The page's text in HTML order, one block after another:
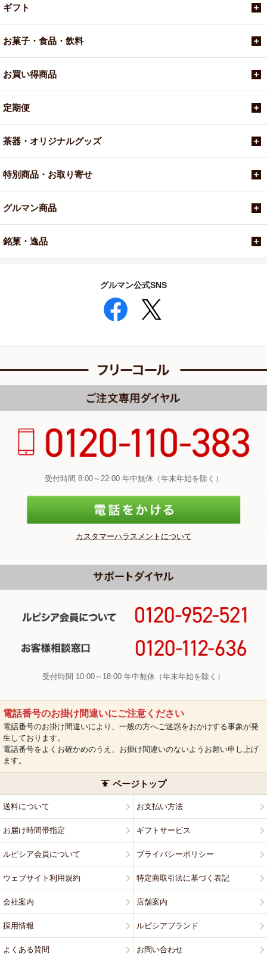
ギフト
お菓子・食品・飲料
お買い得商品
定期便
茶器・オリジナルグッズ
特別商品・お取り寄せ
グルマン商品
銘菓・逸品
グルマン公式SNS
受付時間 8:00～22:00 年中無休（年末年始を除く）
カスタマーハラスメントについて
受付時間 10:00～18:00 年中無休（年末年始を除く）
電話番号のお掛け間違いにご注意ください
電話番号のお掛け間違いにより、一般の方へご迷惑をおかけする事象が発
生しております。
電話番号をよくお確かめのうえ、お掛け間違いのないようお願い申し上げ
ます。
ページトップ
送料について お支払い方法
お届け時間帯指定 ギフトサービス
ルピシア会員について プライバシーポリシー
ウェブサイト利用規約 特定商取引法に基づく表記
会社案内 店舗案内
採用情報 ルピシアブランド
よくある質問 お問い合わせ